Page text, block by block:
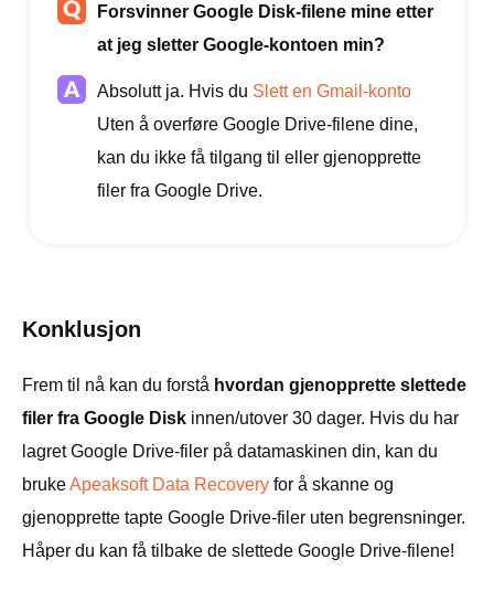
Forsvinner Google Disk-filene mine etter
at jeg sletter Google-kontoen min?
Absolutt ja. Hvis du Slett en Gmail-konto
Uten å overføre Google Drive-filene dine,
kan du ikke få tilgang til eller gjenopprette
filer fra Google Drive.
Konklusjon
Frem til nå kan du forstå hvordan gjenopprette slettede
filer fra Google Disk innen/utover 30 dager. Hvis du har
lagret Google Drive-filer på datamaskinen din, kan du
brukeApeaksoft Data Recovery for å skanne og
gjenopprette tapte Google Drive-filer uten begrensninger.
Håper du kan få tilbake de slettede Google Drive-filene!